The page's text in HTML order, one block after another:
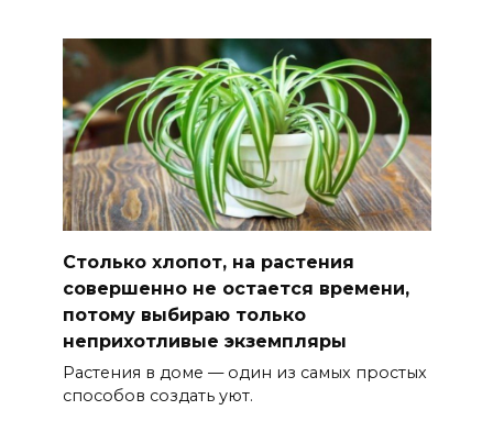
Столько хлопот, на растения
совершенно не остается времени,
потому выбираю только
неприхотливые экземпляры
Растения в доме — один из самых простых
способов создать уют.